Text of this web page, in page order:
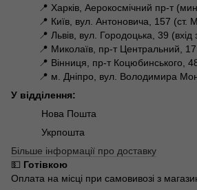
📍 Харків, Аерокосмічний пр-т
📍 Київ, вул. Антоновича, 157 (ст.
📍 Львів, вул. Городоцька, 39
📍 Миколаїв, пр-т Центральний,
📍 Вінниця, пр-т Коцюбинського,
📍 м. Дніпро, вул. Володимира
У відділення:
Нова Пошта
Укрпошта
Більше інформації про доставку
💵 Готівкою
Оплата на місці при самовивозі з